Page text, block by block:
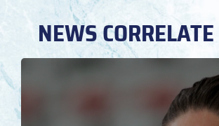
NEWS CORRELATE